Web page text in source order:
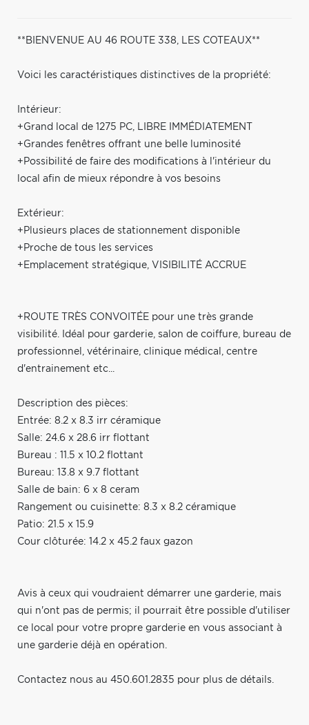
**BIENVENUE AU 46 ROUTE 338, LES COTEAUX**
Voici les caractéristiques distinctives de la propriété:
Intérieur:
+Grand local de 1275 PC, LIBRE IMMÉDIATEMENT
+Grandes fenêtres offrant une belle luminosité
+Possibilité de faire des modifications à l'intérieur du
local afin de mieux répondre à vos besoins
Extérieur:
+Plusieurs places de stationnement disponible
+Proche de tous les services
+Emplacement stratégique, VISIBILITÉ ACCRUE
+ROUTE TRÈS CONVOITÉE pour une très grande
visibilité. Idéal pour garderie, salon de coiffure, bureau de
professionnel, vétérinaire, clinique médical, centre
d'entrainement etc...
Description des pièces:
Entrée: 8.2 x 8.3 irr céramique
Salle: 24.6 x 28.6 irr flottant
Bureau : 11.5 x 10.2 flottant
Bureau: 13.8 x 9.7 flottant
Salle de bain: 6 x 8 ceram
Rangement ou cuisinette: 8.3 x 8.2 céramique
Patio: 21.5 x 15.9
Cour clôturée: 14.2 x 45.2 faux gazon
Avis à ceux qui voudraient démarrer une garderie, mais
qui n'ont pas de permis; il pourrait être possible d'utiliser
ce local pour votre propre garderie en vous associant à
une garderie déjà en opération.
Contactez nous au 450.601.2835 pour plus de détails.